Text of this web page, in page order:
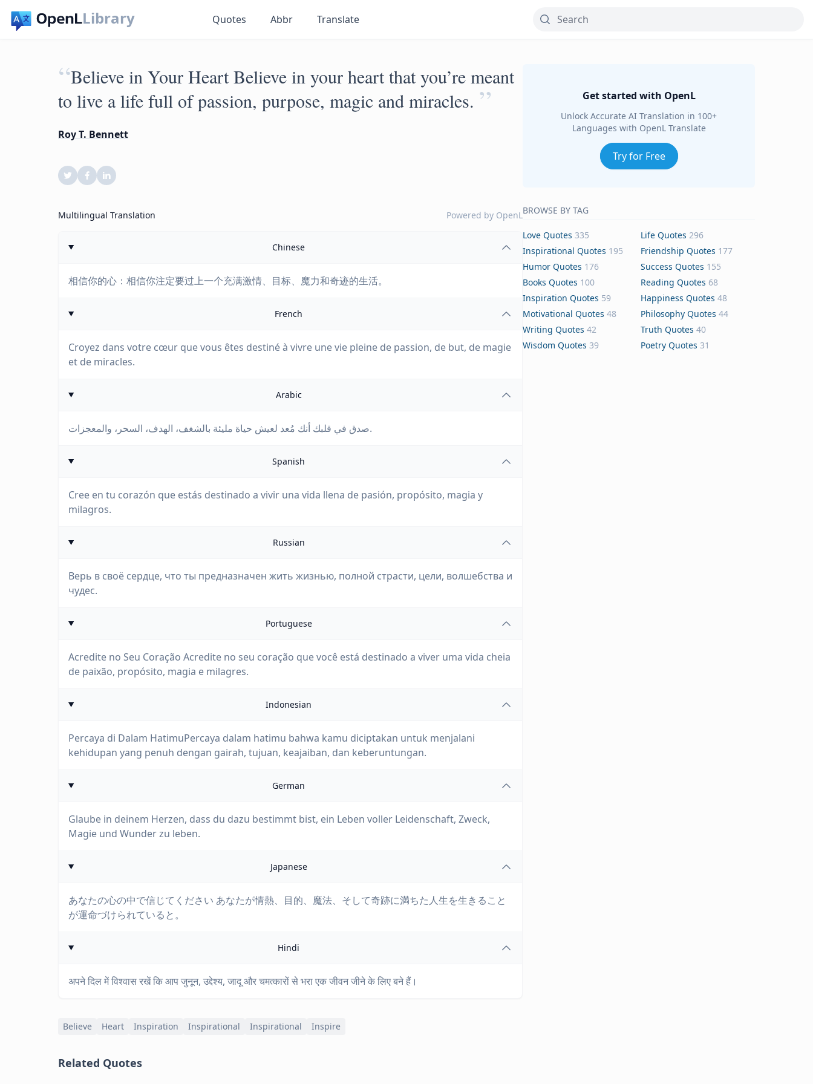
Library Quotes Abbr Translate
“Believe in Your Heart Believe in your heart that you’re meant
to live a life full of passion, purpose, magic and miracles. ”
Roy T. Bennett
Multilingual Translation Powered by OpenL
Chinese
相信你的心：相信你注定要过上一个充满激情、目标、魔力和奇迹的生活。
French
Croyez dans votre cœur que vous êtes destiné à vivre une vie pleine de passion, de but, de magie
et de miracles.
Arabic
صدق في قلبك أنك مُعد لعيش حياة مليئة بالشغف، الهدف، السحر، والمعجزات.
Spanish
Cree en tu corazón que estás destinado a vivir una vida llena de pasión, propósito, magia y
milagros.
Russian
Верь в своё сердце, что ты предназначен жить жизнью, полной страсти, цели, волшебства и
чудес.
Portuguese
Acredite no Seu Coração Acredite no seu coração que você está destinado a viver uma vida cheia
de paixão, propósito, magia e milagres.
Indonesian
Percaya di Dalam HatimuPercaya dalam hatimu bahwa kamu diciptakan untuk menjalani
kehidupan yang penuh dengan gairah, tujuan, keajaiban, dan keberuntungan.
German
Glaube in deinem Herzen, dass du dazu bestimmt bist, ein Leben voller Leidenschaft, Zweck,
Magie und Wunder zu leben.
Japanese
あなたの心の中で信じてください あなたが情熱、目的、魔法、そして奇跡に満ちた人生を生きること
が運命づけられていると。
Hindi
अपने दिल में विश्वास रखें कि आप जुनून, उद्देश्य, जादू और चमत्कारों से भरा एक जीवन जीने के लिए बने हैं।
Believe Heart Inspiration Inspirational Inspirational Inspire
Related Quotes
Get started with OpenL
Unlock Accurate AI Translation in 100+
Languages with OpenL Translate
Try for Free
BROWSE BY TAG
Love Quotes 335 Life Quotes 296
Inspirational Quotes 195 Friendship Quotes 177
Humor Quotes 176 Success Quotes 155
Books Quotes 100 Reading Quotes 68
Inspiration Quotes 59 Happiness Quotes 48
Motivational Quotes 48 Philosophy Quotes 44
Writing Quotes 42 Truth Quotes 40
Wisdom Quotes 39 Poetry Quotes 31